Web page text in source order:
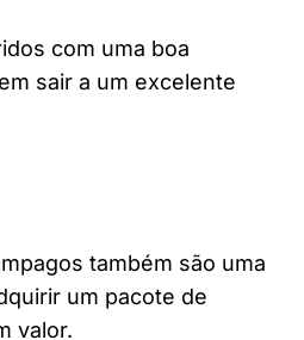
com uma boa
sair a um excelente
também são uma
um pacote de
valor.